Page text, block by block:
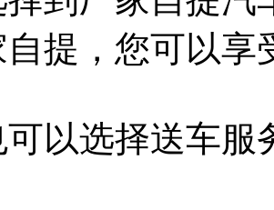
提，您可以享
以选择送车服